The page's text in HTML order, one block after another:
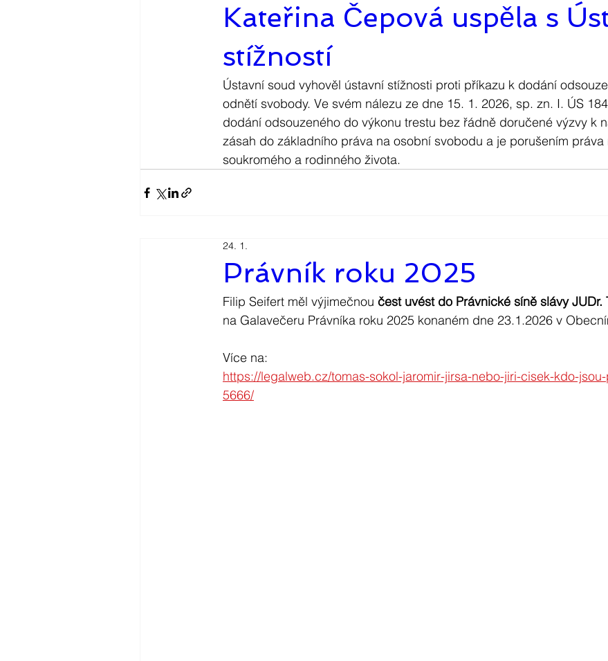
Kateřina Čepová uspěla s
stížností
Ústavní soud vyhověl ústavní stížnosti proti příkazu k dodání
odnětí svobody. Ve svém nálezu ze dne 15. 1. 2026, sp. zn. I. ÚS
dodání odsouzeného do výkonu trestu bez řádně doručené výzvy k
zásah do základního práva na osobní svobodu a je porušením práva
soukromého a rodinného života.
Právník roku 2025
24. 1.
Filip Seifert měl výjimečnou čest uvést do Právnické síně slávy JUDr.
na Galavečeru Právníka roku 2025 konaném dne 23.1.2026 v
Více na:
https://legalweb.cz/tomas-sokol-jaromir-jirsa-nebo-jiri-cisek-kdo-
5666/